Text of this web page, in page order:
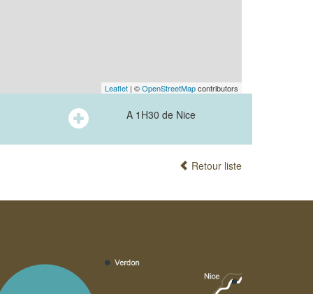
Leaflet | ©OpenStreetMapcontributors
A 1H30 de Nice
Retour liste